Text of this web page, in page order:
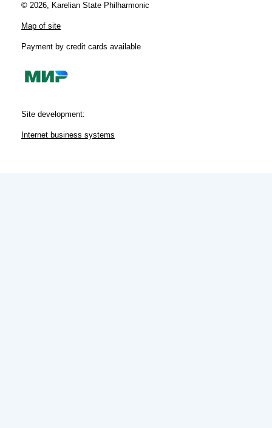
© 2026, Karelian State Philharmonic
Map of site
Payment by credit cards available
Site development:
Internet business systems